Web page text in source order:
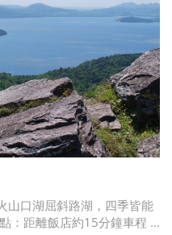
山口湖屈斜路湖，四季皆能
屈斜路湖的風光。 地點：距離飯店約15分鐘車程 …